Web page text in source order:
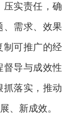
压实责任，确
、需求、效果
制可推广的经
督导与成效性
抓落实，推动
、新成效。